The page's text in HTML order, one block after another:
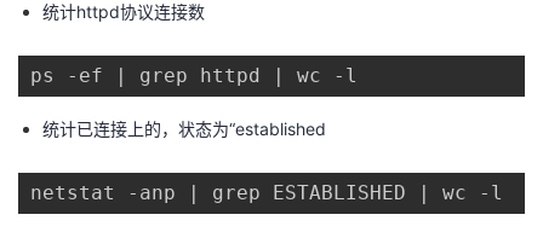
客
论
坛
的
圈
子
我
的
直
播
我
的
活
我
的
我
统计httpd协议连接数
ps -ef | grep httpd | wc -l
统计已连接上的，状态为“established
netstat -anp | grep ESTABLISHED | wc -l